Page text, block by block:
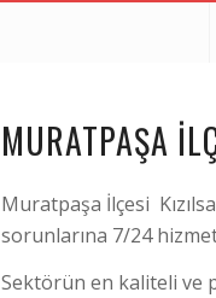
MURATPAŞA
Muratpaşa İlçesi
sorunlarına 7/24
Sektörün en kaliteli ve